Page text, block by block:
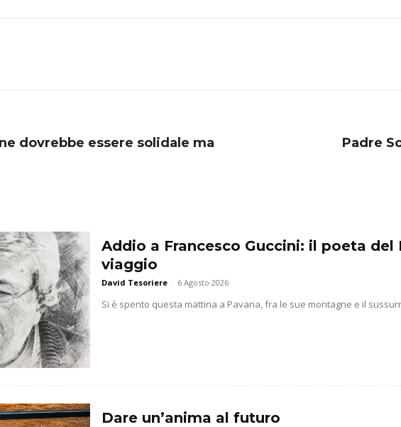
dovrebbe essere solidale ma
Padre
Addio a Francesco Guccini: il poeta
viaggio
David Tesoriere - 6 Agosto 2026
Si è spento questa mattina a Pavana, fra le sue montagne e il
Dare un’anima al futuro